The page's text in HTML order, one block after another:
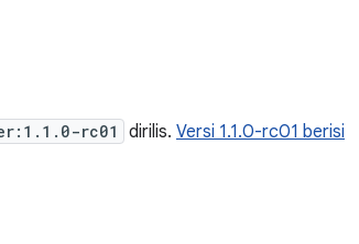
rc01 dirilis. Versi 1.1.0-rc01 berisi